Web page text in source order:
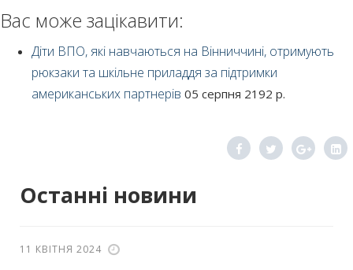
Останні новини
11 КВІТНЯ 2024
Вас може зацікавити:
Діти ВПО, які навчаються на Вінниччині, отримують
рюкзаки та шкільне приладдя за підтримки
американських партнерів 05 серпня 2192 р.